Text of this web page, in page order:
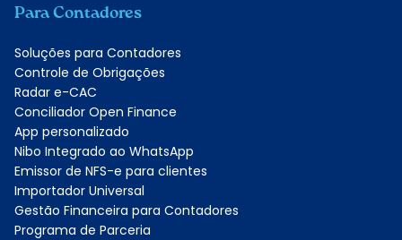
Para Contadores
Soluções para Contadores
Controle de Obrigações
Radar e-CAC
Conciliador Open Finance
App personalizado
Nibo Integrado ao WhatsApp
Emissor de NFS-e para clientes
Importador Universal
Gestão Financeira para Contadores
Programa de Parceria